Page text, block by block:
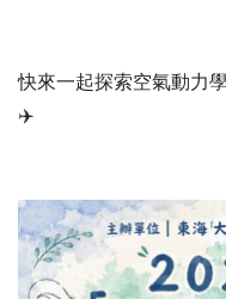
快來一起探索空氣動力
✈️